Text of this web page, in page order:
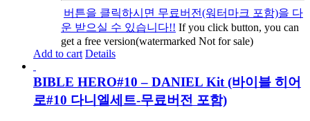
버튼을 클릭하시면 무료버전(워터마크 포함)을 다
운 받으실 수 있습니다!! If you click button, you can
get a free version(watermarked Not for sale)
Add to cart Details
BIBLE HERO#10 – DANIEL Kit (바이블 히어
로#10 다니엘세트-무료버전 포함)